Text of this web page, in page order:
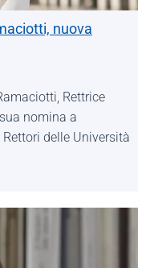
nuova
Rettrice
nomina a
delle Università